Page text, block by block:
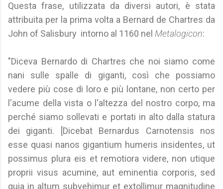
Questa frase, utilizzata da diversi autori, è stata
attribuita per la prima volta a Bernard de Chartres da
John of Salisbury intorno al 1160 nel Metalogicon:
"Diceva Bernardo di Chartres che noi siamo come
nani sulle spalle di giganti, così che possiamo
vedere più cose di loro e più lontane, non certo per
l'acume della vista o l'altezza del nostro corpo, ma
perché siamo sollevati e portati in alto dalla statura
dei giganti. [Dicebat Bernardus Carnotensis nos
esse quasi nanos gigantium humeris insidentes, ut
possimus plura eis et remotiora videre, non utique
proprii visus acumine, aut eminentia corporis, sed
quia in altum subvehimur et extollimur magnitudine